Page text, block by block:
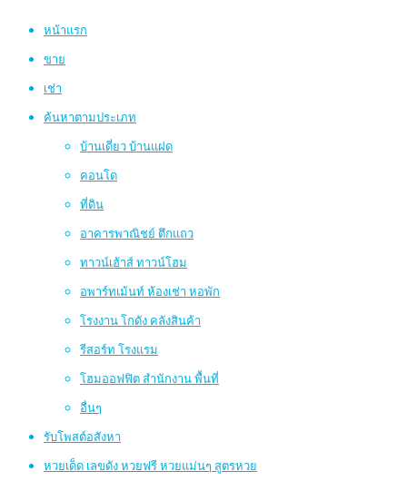
หน้าแรก
ขาย
เช่า
ค้นหาตามประเภท
บ้านเดี่ยว บ้านแฝด
คอนโด
ที่ดิน
อาคารพาณิชย์ ตึกแถว
ทาวน์เฮ้าส์ ทาวน์โฮม
อพาร์ทเม้นท์ ห้องเช่า หอพัก
โรงงาน โกดัง คลังสินค้า
รีสอร์ท โรงแรม
โฮมออฟฟิต สำนักงาน พื้นที่
อื่นๆ
รับโพสต์อสังหา
หวยเด็ด เลขดัง หวยฟรี หวยแม่นๆ สูตรหวย